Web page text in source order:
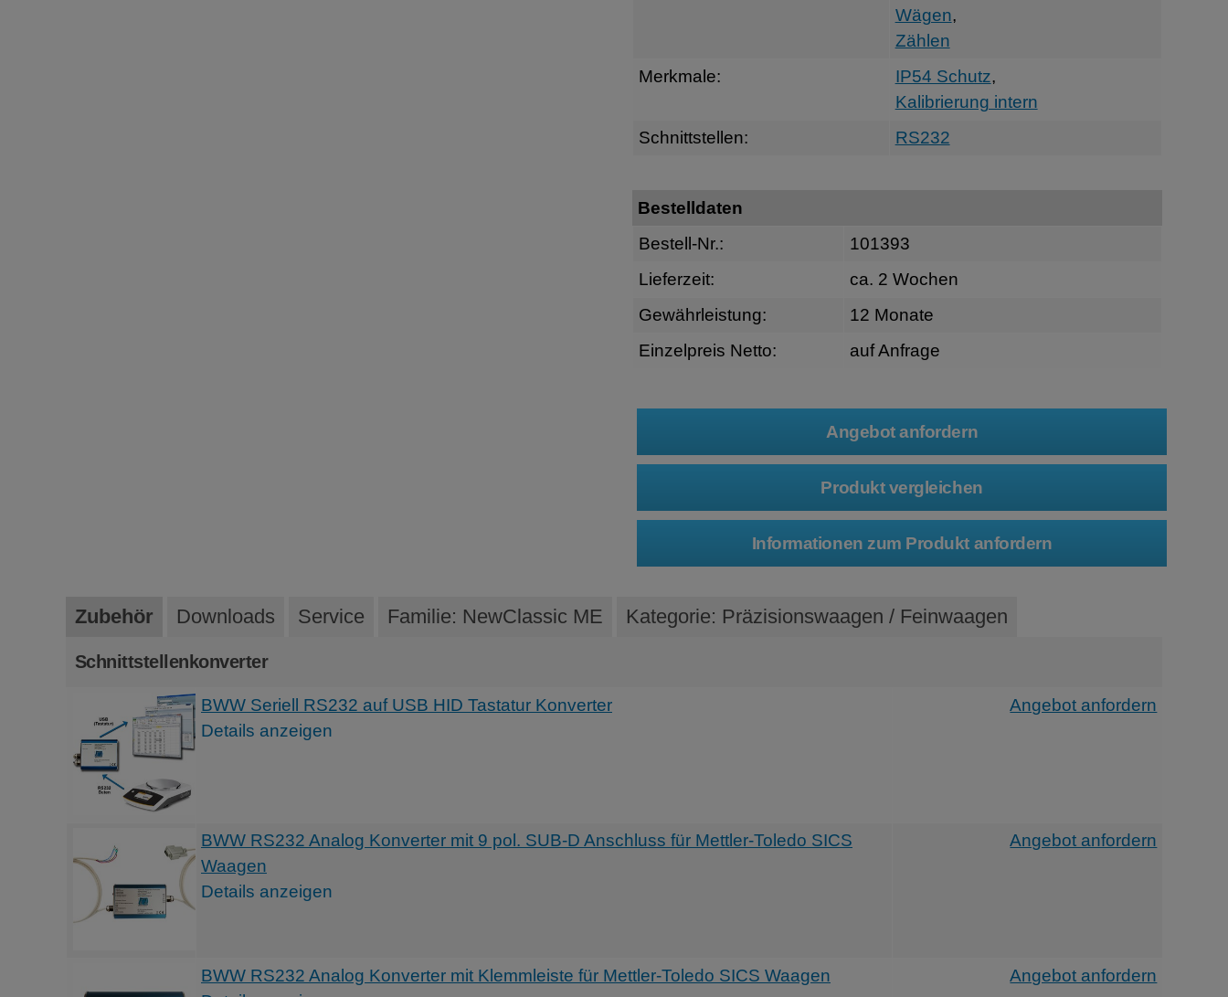
Wägen,
Zählen
Merkmale:
IP54 Schutz,
Kalibrierung intern
Schnittstellen:
RS232
Bestelldaten
Bestell-Nr.:
101393
Lieferzeit:
ca. 2 Wochen
Gewährleistung:
12 Monate
Einzelpreis Netto:
auf Anfrage
Zubehör Downloads Service Familie: NewClassic ME Kategorie: Präzisionswaagen / Feinwaagen
Schnittstellenkonverter
BWW Seriell RS232 auf USB HID Tastatur Konverter
Details anzeigen
Angebot anfordern
BWW RS232 Analog Konverter mit 9 pol. SUB-D Anschluss für Mettler-Toledo SICS
Waagen
Details anzeigen
Angebot anfordern
BWW RS232 Analog Konverter mit Klemmleiste für Mettler-Toledo SICS Waagen
Angebot anfordern